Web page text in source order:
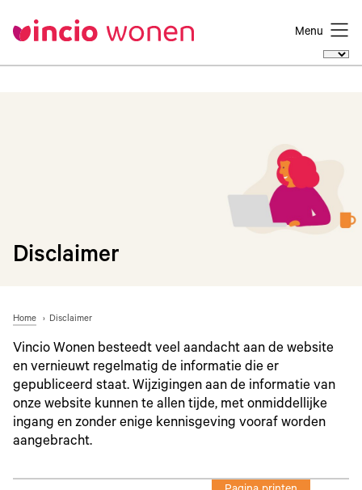
Menu
Disclaimer
Home Disclaimer
Vincio Wonen besteedt veel aandacht aan de website
en vernieuwt regelmatig de informatie die er
gepubliceerd staat. Wijzigingen aan de informatie van
onze website kunnen te allen tijde, met onmiddellijke
ingang en zonder enige kennisgeving vooraf worden
aangebracht.